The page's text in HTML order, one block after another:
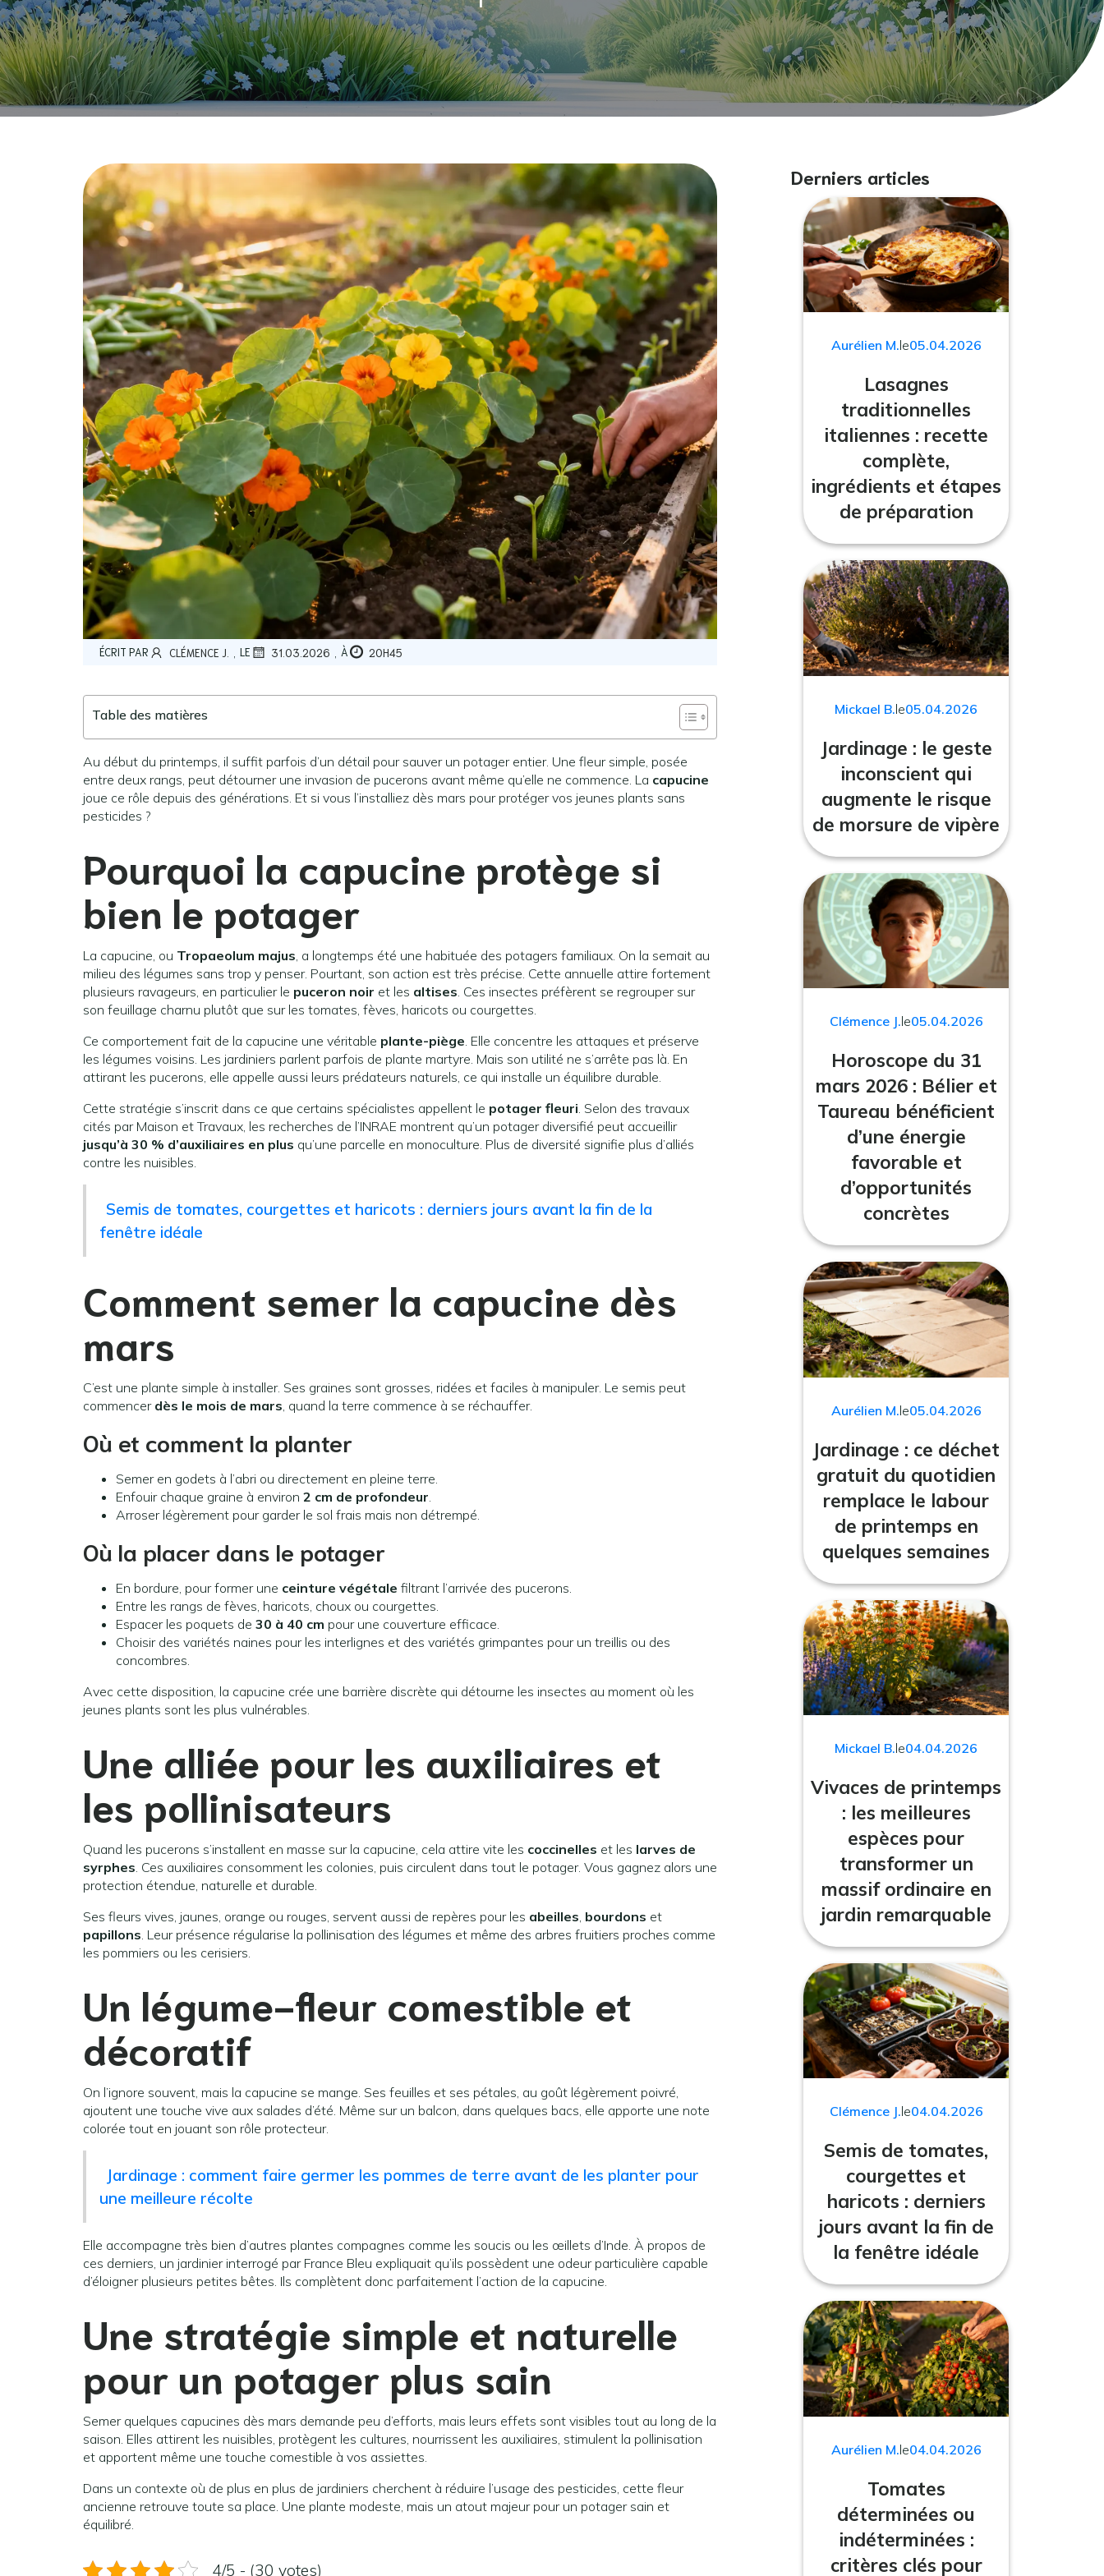
ÉCRIT PAR CLÉMENCE J. , LE 31.03.2026 , À 20H45
Table des matières
Au début du printemps, il suffit parfois d’un détail pour sauver un potager entier. Une fleur simple, posée
entre deux rangs, peut détourner une invasion de pucerons avant même qu’elle ne commence. La capucine
joue ce rôle depuis des générations. Et si vous l’installiez dès mars pour protéger vos jeunes plants sans
pesticides ?
Pourquoi la capucine protège si
bien le potager
La capucine, ou Tropaeolum majus, a longtemps été une habituée des potagers familiaux. On la semait au
milieu des légumes sans trop y penser. Pourtant, son action est très précise. Cette annuelle attire fortement
plusieurs ravageurs, en particulier le puceron noir et les altises. Ces insectes préfèrent se regrouper sur
son feuillage charnu plutôt que sur les tomates, fèves, haricots ou courgettes.
Ce comportement fait de la capucine une véritable plante-piège. Elle concentre les attaques et préserve
les légumes voisins. Les jardiniers parlent parfois de plante martyre. Mais son utilité ne s’arrête pas là. En
attirant les pucerons, elle appelle aussi leurs prédateurs naturels, ce qui installe un équilibre durable.
Cette stratégie s’inscrit dans ce que certains spécialistes appellent le potager fleuri. Selon des travaux
cités par Maison et Travaux, les recherches de l’INRAE montrent qu’un potager diversifié peut accueillir
jusqu’à 30 % d’auxiliaires en plus qu’une parcelle en monoculture. Plus de diversité signifie plus d’alliés
contre les nuisibles.
Semis de tomates, courgettes et haricots : derniers jours avant la fin de la
fenêtre idéale
Comment semer la capucine dès
mars
C’est une plante simple à installer. Ses graines sont grosses, ridées et faciles à manipuler. Le semis peut
commencer dès le mois de mars, quand la terre commence à se réchauffer.
Où et comment la planter
Semer en godets à l’abri ou directement en pleine terre.
Enfouir chaque graine à environ 2 cm de profondeur.
Arroser légèrement pour garder le sol frais mais non détrempé.
Où la placer dans le potager
En bordure, pour former une ceinture végétale filtrant l’arrivée des pucerons.
Entre les rangs de fèves, haricots, choux ou courgettes.
Espacer les poquets de 30 à 40 cm pour une couverture efficace.
Choisir des variétés naines pour les interlignes et des variétés grimpantes pour un treillis ou des
concombres.
Avec cette disposition, la capucine crée une barrière discrète qui détourne les insectes au moment où les
jeunes plants sont les plus vulnérables.
Une alliée pour les auxiliaires et
les pollinisateurs
Quand les pucerons s’installent en masse sur la capucine, cela attire vite les coccinelles et les larves de
syrphes. Ces auxiliaires consomment les colonies, puis circulent dans tout le potager. Vous gagnez alors une
protection étendue, naturelle et durable.
Ses fleurs vives, jaunes, orange ou rouges, servent aussi de repères pour les abeilles, bourdons et
papillons. Leur présence régularise la pollinisation des légumes et même des arbres fruitiers proches comme
les pommiers ou les cerisiers.
Un légume-fleur comestible et
décoratif
On l’ignore souvent, mais la capucine se mange. Ses feuilles et ses pétales, au goût légèrement poivré,
ajoutent une touche vive aux salades d’été. Même sur un balcon, dans quelques bacs, elle apporte une note
colorée tout en jouant son rôle protecteur.
Jardinage : comment faire germer les pommes de terre avant de les planter pour
une meilleure récolte
Elle accompagne très bien d’autres plantes compagnes comme les soucis ou les œillets d’Inde. À propos de
ces derniers, un jardinier interrogé par France Bleu expliquait qu’ils possèdent une odeur particulière capable
d’éloigner plusieurs petites bêtes. Ils complètent donc parfaitement l’action de la capucine.
Une stratégie simple et naturelle
pour un potager plus sain
Semer quelques capucines dès mars demande peu d’efforts, mais leurs effets sont visibles tout au long de la
saison. Elles attirent les nuisibles, protègent les cultures, nourrissent les auxiliaires, stimulent la pollinisation
et apportent même une touche comestible à vos assiettes.
Dans un contexte où de plus en plus de jardiniers cherchent à réduire l’usage des pesticides, cette fleur
ancienne retrouve toute sa place. Une plante modeste, mais un atout majeur pour un potager sain et
équilibré.
4/5 - (30 votes)
Derniers articles
Aurélien M.le05.04.2026
Lasagnes
traditionnelles
italiennes : recette
complète,
ingrédients et étapes
de préparation
Mickael B.le05.04.2026
Jardinage : le geste
inconscient qui
augmente le risque
de morsure de vipère
Clémence J.le05.04.2026
Horoscope du 31
mars 2026 : Bélier et
Taureau bénéficient
d’une énergie
favorable et
d’opportunités
concrètes
Aurélien M.le05.04.2026
Jardinage : ce déchet
gratuit du quotidien
remplace le labour
de printemps en
quelques semaines
Mickael B.le04.04.2026
Vivaces de printemps
: les meilleures
espèces pour
transformer un
massif ordinaire en
jardin remarquable
Clémence J.le04.04.2026
Semis de tomates,
courgettes et
haricots : derniers
jours avant la fin de
la fenêtre idéale
Aurélien M.le04.04.2026
Tomates
déterminées ou
indéterminées :
critères clés pour